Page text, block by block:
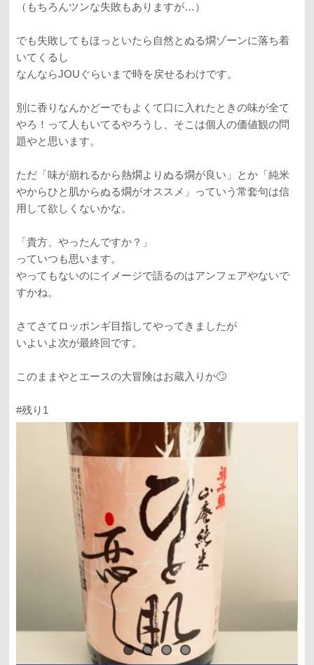
（もちろんツンな失敗もありますが…）
でも失敗してもほっといたら自然とぬる燗ゾーンに落ち着
いてくるし
なんならJOUぐらいまで時を戻せるわけです。
別に香りなんかどーでもよくて口に入れたときの味が全て
やろ！って人もいてるやろうし、そこは個人の価値観の問
題やと思います。
ただ「味が崩れるから熱燗よりぬる燗が良い」とか「純米
やからひと肌からぬる燗がオススメ」っていう常套句は信
用して欲しくないかな。
「貴方、やったんですか？」
っていつも思います。
やってもないのにイメージで語るのはアンフェアやないで
すかね。
さてさてロッポンギ目指してやってきましたが
いよいよ次が最終回です。
このままやとエースの大冒険はお蔵入りか🙄
#残り1